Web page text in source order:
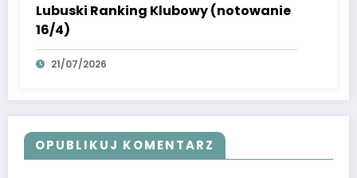
Lubuski Ranking Klubowy (notowanie
16/4)
21/07/2026
OPUBLIKUJ KOMENTARZ